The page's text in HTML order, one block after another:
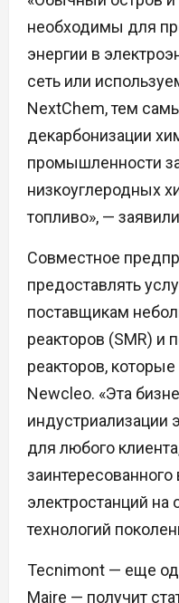
необходимы для
энергии в
сеть или
NextChem, тем
декарбонизации
промышленности
низкоуглеродных
топливо», —
Совместное
предоставлять
поставщикам
реакторов (SMR)
реакторов,
Newcleo. «Эта
индустриализации
для любого
электростанций
технологий
Tecnimont — еще
Maire — получит